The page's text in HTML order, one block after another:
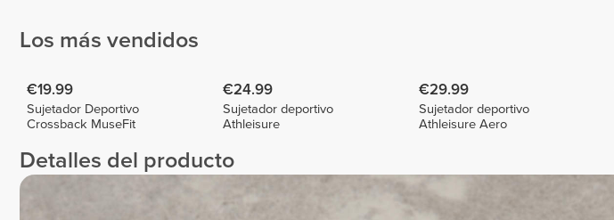
Los más vendidos
€19.99
Sujetador Deportivo
Crossback MuseFit
€24.99
Sujetador deportivo
Athleisure
€29.99
Sujetador deportivo
Athleisure Aero
Detalles del producto